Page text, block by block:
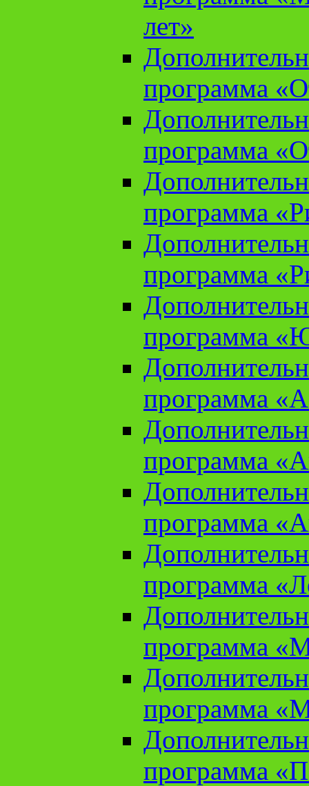
лет»
программа
программа
программа
программа
программа
программа
программа
программа
программа
программа
программа
программа